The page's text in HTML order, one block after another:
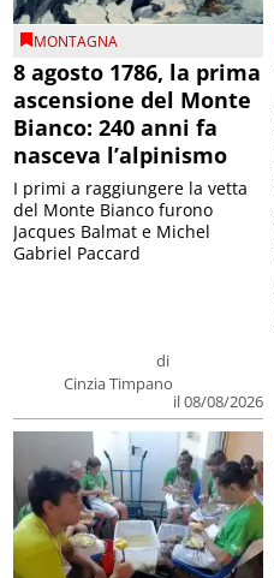
MONTAGNA
8 agosto 1786, la prima
ascensione del Monte
Bianco: 240 anni fa
nasceva l’alpinismo
di
Cinzia Timpano
il 08/08/2026
I primi a raggiungere la vetta
del Monte Bianco furono
Jacques Balmat e Michel
Gabriel Paccard